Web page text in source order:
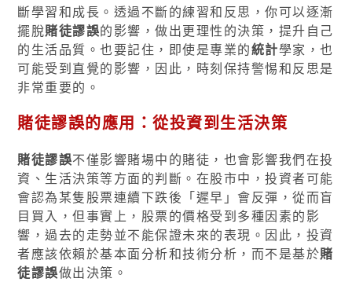
斷學習和成長。透過不斷的練習和反思，你可以逐漸
擺脫賭徒謬誤的影響，做出更理性的決策，提升自己
的生活品質。也要記住，即使是專業的統計學家，也
可能受到直覺的影響，因此，時刻保持警惕和反思是
非常重要的。
賭徒謬誤的應用：從投資到生活決策
賭徒謬誤不僅影響賭場中的賭徒，也會影響我們在投
資、生活決策等方面的判斷。在股市中，投資者可能
會認為某隻股票連續下跌後「遲早」會反彈，從而盲
目買入，但事實上，股票的價格受到多種因素的影
響，過去的走勢並不能保證未來的表現。因此，投資
者應該依賴於基本面分析和技術分析，而不是基於賭
徒謬誤做出決策。